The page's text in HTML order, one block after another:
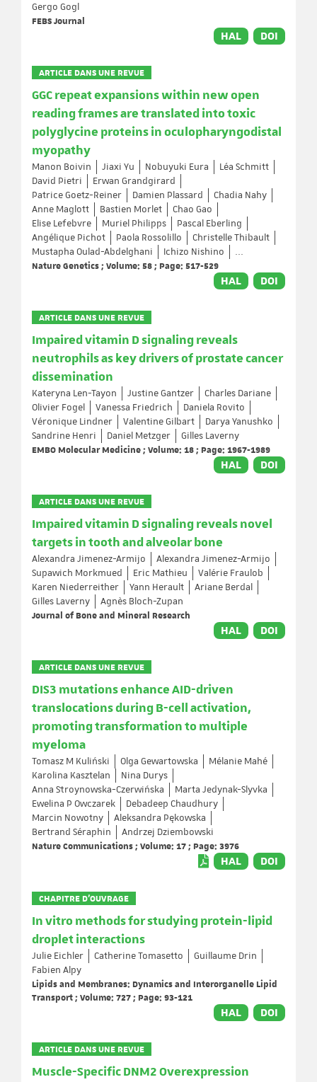
Gergo Gogl
FEBS Journal
HAL DOI
ARTICLE DANS UNE REVUE
GGC repeat expansions within new open
reading frames are translated into toxic
polyglycine proteins in oculopharyngodistal
myopathy
Manon Boivin Jiaxi Yu Nobuyuki Eura
Léa Schmitt
David Pietri
Erwan Grandgirard
Patrice Goetz-Reiner
Damien Plassard
Chadia Nahy
Anne Maglott
Bastien Morlet
Chao Gao
Elise Lefebvre
Muriel Philipps
Pascal Eberling
Angélique Pichot
Paola Rossolillo
Christelle Thibault
Mustapha Oulad-Abdelghani
Ichizo Nishino
...
Nature Genetics ; Volume: 58 ; Page: 517-529
HAL DOI
ARTICLE DANS UNE REVUE
Impaired vitamin D signaling reveals
neutrophils as key drivers of prostate cancer
dissemination
Kateryna Len-Tayon Justine Gantzer
Charles Dariane
Olivier Fogel
Vanessa Friedrich
Daniela Rovito
Véronique Lindner
Valentine Gilbart
Darya Yanushko
Sandrine Henri
Daniel Metzger
Gilles Laverny
EMBO Molecular Medicine ; Volume: 18 ; Page: 1967-1989
HAL DOI
ARTICLE DANS UNE REVUE
Impaired vitamin D signaling reveals novel
targets in tooth and alveolar bone
Alexandra Jimenez-Armijo
Alexandra Jimenez-Armijo
Supawich Morkmued
Eric Mathieu
Valérie Fraulob
Karen Niederreither
Yann Herault
Ariane Berdal
Gilles Laverny
Agnès Bloch-Zupan
Journal of Bone and Mineral Research
HAL DOI
ARTICLE DANS UNE REVUE
DIS3 mutations enhance AID-driven
translocations during B-cell activation,
promoting transformation to multiple
myeloma
Tomasz M Kuliński Olga Gewartowska
Mélanie Mahé
Karolina Kasztelan
Nina Durys
Anna Stroynowska-Czerwińska
Marta Jedynak-Slyvka
Ewelina P Owczarek
Debadeep Chaudhury
Marcin Nowotny
Aleksandra Pękowska
Bertrand Séraphin
Andrzej Dziembowski
Nature Communications ; Volume: 17 ; Page: 3976
HAL DOI
CHAPITRE D’OUVRAGE
In vitro methods for studying protein-lipid
droplet interactions
Julie Eichler Catherine Tomasetto
Guillaume Drin
Fabien Alpy
Lipids and Membranes: Dynamics and Interorganelle Lipid
Transport ; Volume: 727 ; Page: 93-121
HAL DOI
ARTICLE DANS UNE REVUE
Muscle-Specific DNM2 Overexpression